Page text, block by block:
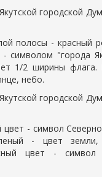
Якутской городской
полосы - красный
символом "города
1/2 ширины флага.
небо.
Якутской городской
- символ
- цвет
цвет - символ